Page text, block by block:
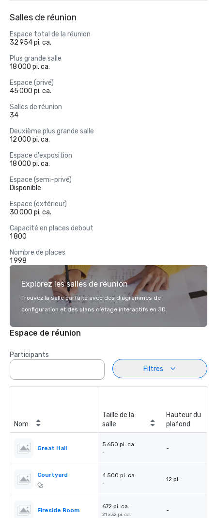
Salles de réunion
Espace total de la réunion
32 954 pi. ca.
Plus grande salle
18 000 pi. ca.
Espace (privé)
45 000 pi. ca.
Salles de réunion
34
Deuxième plus grande salle
12 000 pi. ca.
Espace d'exposition
18 000 pi. ca.
Espace (semi-privé)
Disponible
Espace (extérieur)
30 000 pi. ca.
Capacité en places debout
1 800
Nombre de places
1 998
Explorez les salles de réunion
Trouvez la salle parfaite avec des diagrammes de
configuration et des plans d’étage interactifs en 3D.
Espace de réunion
Participants
Filtres
Nom
Taille de la
salle
Hauteur du
plafond
Great Hall
5 650 pi. ca.
-
-
Courtyard 4 500 pi. ca.
-
12 pi.
Fireside Room
672 pi. ca.
21 x 32 pi. ca.
-